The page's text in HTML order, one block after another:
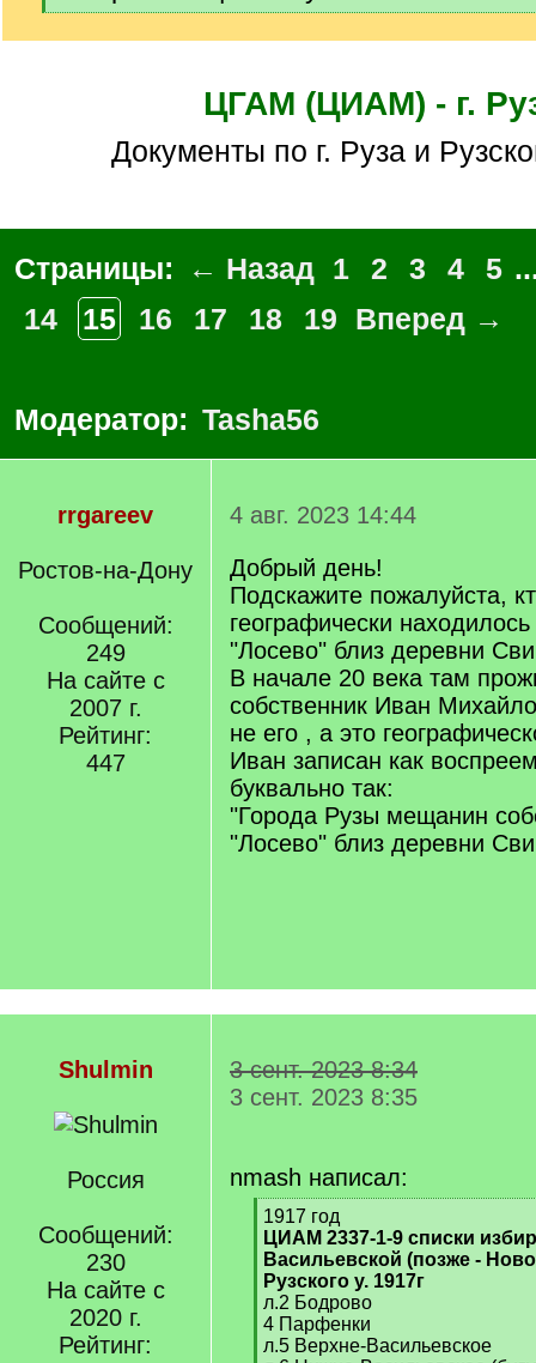
[
/
ЦГАМ (ЦИАМ) - г.
Документы по г. Руза и
Страницы: ← Назад 1 2 3 4 5
14
15 16 17 18 19 Вперед →
Модератор: Tasha56
rrgareev
Ростов-на-Дону
Сообщений:
249
На сайте с
2007 г.
Рейтинг:
447
4 авг. 2023 14:44
Добрый день!
Подскажите пожалуйста,
географически
"Лосево" близ деревни
В начале 20 века там
собственник Иван
не его , а это
Иван записан как
буквально так:
"Города Рузы мещанин
"Лосево" близ деревни
Shulmin
Россия
Сообщений:
230
На сайте с
2020 г.
Рейтинг:
3 сент. 2023 8:34
3 сент. 2023 8:35
nmash написал:
[
q
]
1917 год
ЦИАМ 2337-1-9 списки
Васильевской (позже -
Рузского у. 1917г
л.2 Бодрово
4 Парфенки
л.5 Верхне-Васильевское